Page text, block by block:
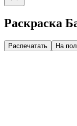
Раскраска
Распечатать На